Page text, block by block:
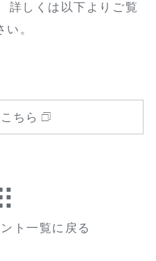
詳しくは以下よりご覧
い。
ちら
ト一覧に戻る